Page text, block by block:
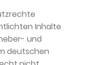
Inhalte
und
deutschen